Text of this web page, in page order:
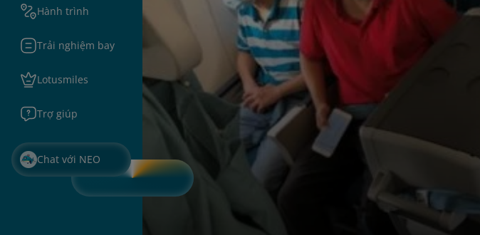
Hành trình
Trải nghiệm bay
Lotusmiles
Trợ giúp
Chat với NEO